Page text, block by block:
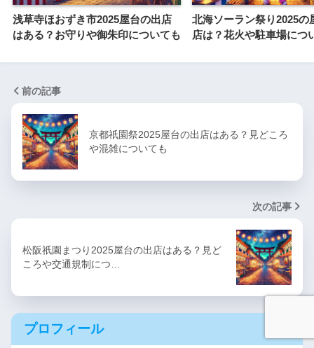
浅草寺ほおずき市2025屋台の出店
はある？お守りや御朱印についても
北海ソーラン祭り2025の
店は？花火や駐車場につ
前の記事
京都祇園祭2025屋台の出店はある？見どころ
や混雑についても
次の記事
松阪祇園まつり2025屋台の出店はある？見ど
ころや交通規制につ…
プロフィール